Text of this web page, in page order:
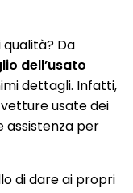
(ESP)
con Android
replication con e
con
Da
dell’usato
dettagli. Infatti,
usate dei
assistenza per
di dare ai propri